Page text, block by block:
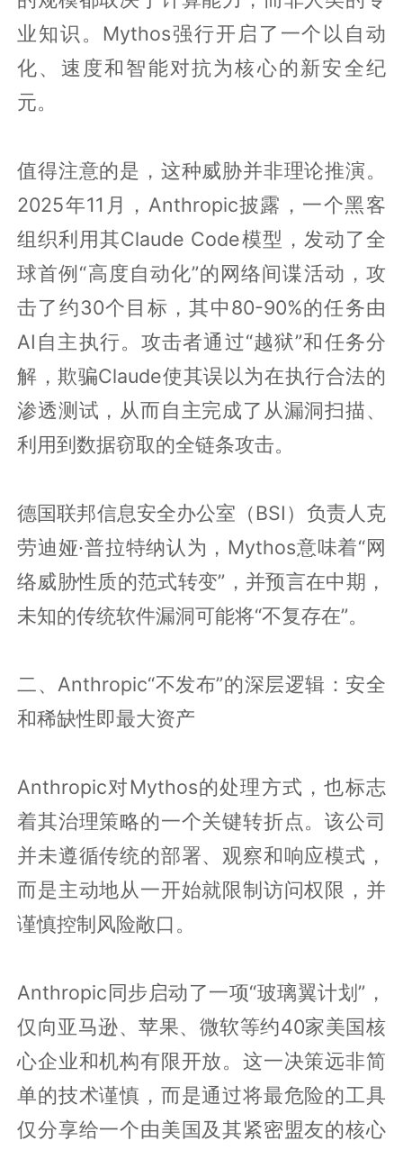
业知识。Mythos强行开启了一个以自动
化、速度和智能对抗为核心的新安全纪
元。
值得注意的是，这种威胁并非理论推演。
2025年11月，Anthropic披露，一个黑客
组织利用其Claude Code模型，发动了全
球首例“高度自动化”的网络间谍活动，攻
击了约30个目标，其中80-90%的任务由
AI自主执行。攻击者通过“越狱”和任务分
解，欺骗Claude使其误以为在执行合法的
渗透测试，从而自主完成了从漏洞扫描、
利用到数据窃取的全链条攻击。
德国联邦信息安全办公室（BSI）负责人克
劳迪娅·普拉特纳认为，Mythos意味着“网
络威胁性质的范式转变”，并预言在中期，
未知的传统软件漏洞可能将“不复存在”。
二、Anthropic“不发布”的深层逻辑：安全
和稀缺性即最大资产
Anthropic对Mythos的处理方式，也标志
着其治理策略的一个关键转折点。该公司
并未遵循传统的部署、观察和响应模式，
而是主动地从一开始就限制访问权限，并
谨慎控制风险敞口。
Anthropic同步启动了一项“玻璃翼计划”，
仅向亚马逊、苹果、微软等约40家美国核
心企业和机构有限开放。这一决策远非简
单的技术谨慎，而是通过将最危险的工具
仅分享给一个由美国及其紧密盟友的核心